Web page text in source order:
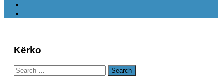
Kërko
Search
for: